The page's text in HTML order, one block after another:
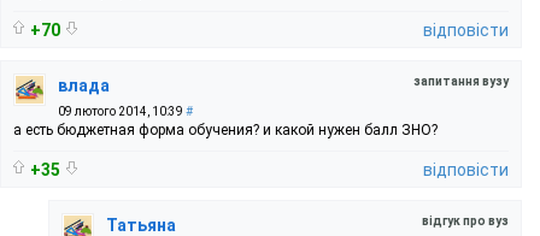
+70 відповісти
запитання вузу
влада
09 лютого 2014, 10:39 #
а есть бюджетная форма обучения? и какой нужен балл ЗНО?
+35 відповісти
відгук про вуз
Татьяна